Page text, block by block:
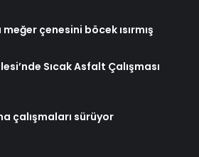
çenesini böcek ısırmış
Sıcak Asfalt Çalışması
çalışmaları sürüyor